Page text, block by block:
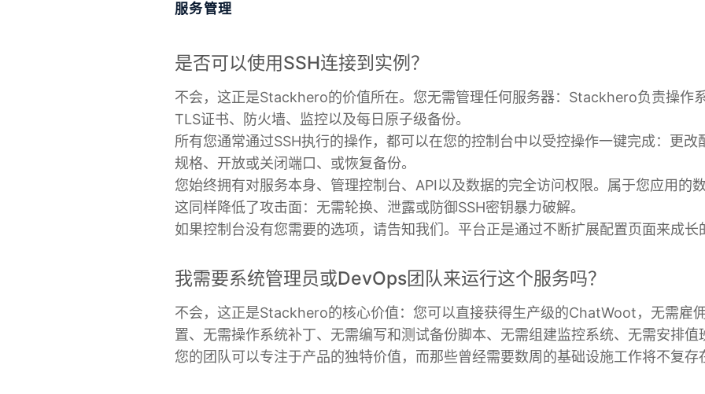
服务管理
是否可以使用SSH连接到实例？
不会，这正是Stackhero的价值所在。您无需管理任何服务器：Stackhero负责操作
TLS证书、防火墙、监控以及每日原子级备份。
所有您通常通过SSH执行的操作，都可以在您的控制台中以受控操作一键完成：更改
规格、开放或关闭端口、或恢复备份。
您始终拥有对服务本身、管理控制台、API以及数据的完全访问权限。属于您应用的
这同样降低了攻击面：无需轮换、泄露或防御SSH密钥暴力破解。
如果控制台没有您需要的选项，请告知我们。平台正是通过不断扩展配置页面来成长
我需要系统管理员或DevOps团队来运行这个服务吗？
不会，这正是Stackhero的核心价值：您可以直接获得生产级的ChatWoot，无需雇
置、无需操作系统补丁、无需编写和测试备份脚本、无需组建监控系统、无需安排值
您的团队可以专注于产品的独特价值，而那些曾经需要数周的基础设施工作将不复存